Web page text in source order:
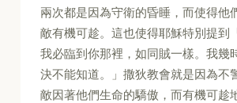
兩次都是因為守衛的昏睡，而使得他
敵有機可趁。這也使得耶穌特別提到
我必臨到你那裡，如同賊一樣。我幾
決不能知道。」撒狄教會就是因為不
敵因著他們生命的驕傲，而有機可趁